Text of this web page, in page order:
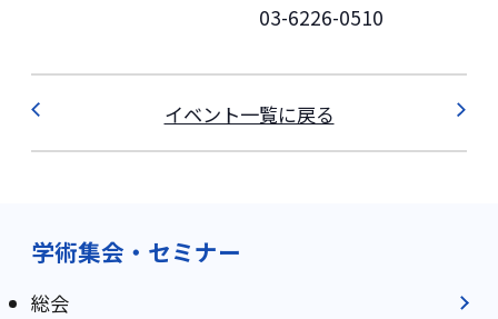
03-6226-0510
イベント一覧に戻る
学術集会・セミナー
総会